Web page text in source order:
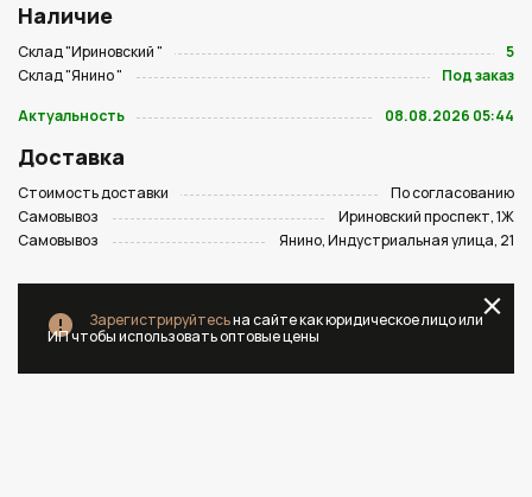
Наличие
Склад "Ириновский "
5
Склад "Янино "
Под заказ
Актуальность
08.08.2026 05:44
Доставка
Стоимость доставки
По согласованию
Самовывоз
Ириновский проспект, 1Ж
Самовывоз
Янино, Индустриальная улица, 21
Зарегистрируйтесьна сайте как юридическое лицо или
ИП чтобы использовать оптовые цены